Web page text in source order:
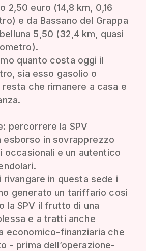
2,50 euro (14,8 km, 0,16
e da Bassano del Grappa
5,50 (32,4 km, quasi
quanto costa oggi il
sia esso gasolio o
resta che rimanere a casa e
percorrere la SPV
esborso in sovrapprezzo
occasionali e un autentico
rivangare in questa sede i
generato un tariffario così
la SPV il frutto di una
e a tratti anche
economico-finanziaria che
- prima dell’operazione-